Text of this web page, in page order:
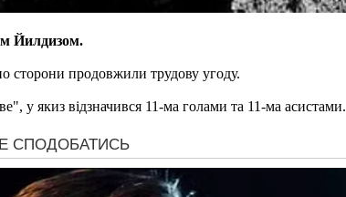
Йилдизом.
сторони продовжили трудову угоду.
у якиз відзначився 11-ма голами та 11-ма асистами.